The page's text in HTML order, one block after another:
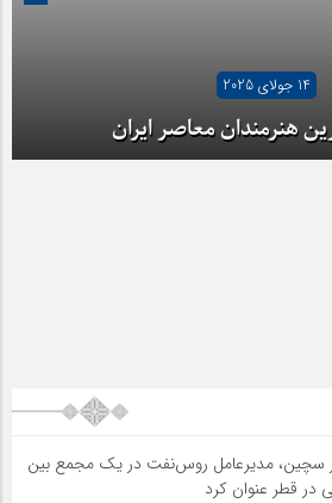
14 جولای 2025
هنرمندان معاصر ایران
سچین، مدیرعامل روس‌نفت در یک مجمع بین
در قطر عنوان کرد